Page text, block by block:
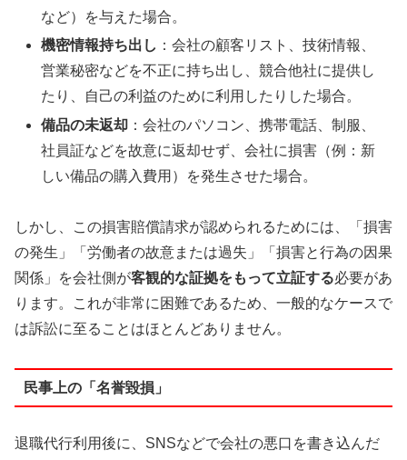
など）を与えた場合。
機密情報持ち出し ：会社の顧客リスト、技術情報、
営業秘密などを不正に持ち出し、競合他社に提供し
たり、自己の利益のために利用したりした場合。
備品の未返却 ：会社のパソコン、携帯電話、制服、
社員証などを故意に返却せず、会社に損害（例：新
しい備品の購入費用）を発生させた場合。
しかし、この損害賠償請求が認められるためには、「損害
の発生」「労働者の故意または過失」「損害と行為の因果
関係」を会社側が客観的な証拠をもって立証する必要があ
ります。これが非常に困難であるため、一般的なケースで
は訴訟に至ることはほとんどありません。
民事上の「名誉毀損」
退職代行利用後に、SNSなどで会社の悪口を書き込んだ